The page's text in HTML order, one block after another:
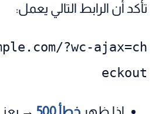
تأكد أن الرابط التالي يعمل:
?wc-ajax=ch
eckout